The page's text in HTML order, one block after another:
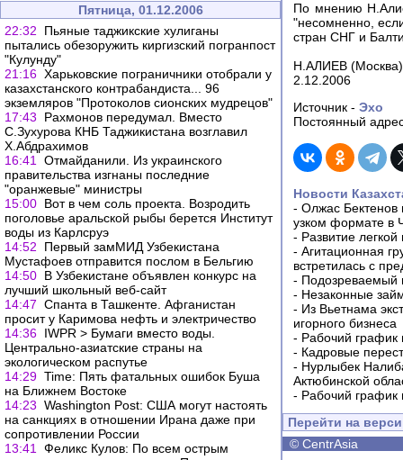
Пятница, 01.12.2006
22:32
Пьяные таджикские хулиганы
пытались обезоружить киргизский погранпост
"Кулунду"
21:16 Харьковские пограничники отобрали у
казахcтанского контрабандиста... 96
экземляров "Протоколов сионских мудрецов"
17:43
Рахмонов передумал. Вместо
С.Зухурова КНБ Таджикистана возглавил
Х.Абдрахимов
16:41
Отмайданили. Из украинского
правительства изгнаны последние
"оранжевые" министры
15:00 Вот в чем соль проекта. Возродить
поголовье аральской рыбы берется Институт
воды из Карлсруэ
14:52
Первый замМИД Узбекистана
Мустафоев отправится послом в Бельгию
14:50 В Узбекистане объявлен конкурс на
лучший школьный веб-сайт
14:47 Спанта в Ташкенте. Афганистан
просит у Каримова нефть и электричество
14:36 IWPR > Бумаги вместо воды.
Центрально-азиатские страны на
экологическом распутье
14:29 Time: Пять фатальных ошибок Буша
на Ближнем Востоке
14:23 Washington Post: США могут настоять
на санкциях в отношении Ирана даже при
сопротивлении России
13:41
Феликс Кулов: По всем острым
По мнению
"несомненно,
стран СНГ и
Н.АЛИЕВ
2.12.2006
Источник - Эхо
Постоянный
Новости
- Олжас Бектенов
узком формате в
- Развитие
- Агитационная
встретилась с
- Подозреваемый
- Незаконные
- Из Вьетнама
игорного бизнеса
- Рабочий график
- Кадровые
- Нурлыбек
Актюбинской
- Рабочий график
Перейти на
© CentrAsia